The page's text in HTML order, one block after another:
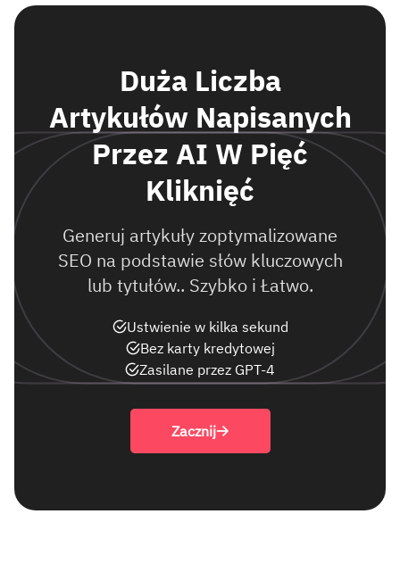
Duża Liczba
Artykułów Napisanych
Przez AI W Pięć
Kliknięć
Generuj artykuły zoptymalizowane
SEO na podstawie słów kluczowych
lub tytułów.. Szybko i Łatwo.
Ustwienie w kilka sekund
Bez karty kredytowej
Zasilane przez GPT-4
Zacznij